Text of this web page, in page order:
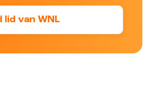
lid van WNL